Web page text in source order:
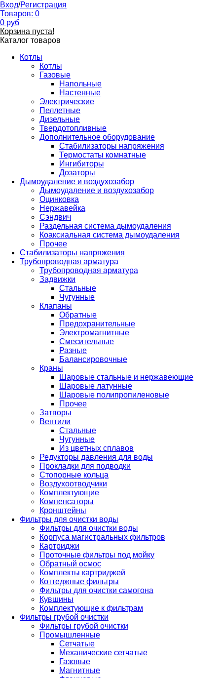
Вход/Регистрация
Товаров: 0
0 руб
Корзина пуста!
Каталог товаров
Котлы
Котлы
Газовые
Напольные
Настенные
Электрические
Пеллетные
Дизельные
Твердотопливные
Дополнительное оборудование
Стабилизаторы напряжения
Термостаты комнатные
Ингибиторы
Дозаторы
Дымоудаление и воздухозабор
Дымоудаление и воздухозабор
Оцинковка
Нержавейка
Сэндвич
Раздельная система дымоудаления
Коаксиальная система дымоудаления
Прочее
Стабилизаторы напряжения
Трубопроводная арматура
Трубопроводная арматура
Задвижки
Стальные
Чугунные
Клапаны
Обратные
Предохранительные
Электромагнитные
Смесительные
Разные
Балансировочные
Краны
Шаровые стальные и нержавеющие
Шаровые латунные
Шаровые полипропиленовые
Прочее
Затворы
Вентили
Стальные
Чугунные
Из цветных сплавов
Редукторы давления для воды
Прокладки для подводки
Стопорные кольца
Воздухоотводчики
Комплектующие
Компенсаторы
Кронштейны
Фильтры для очистки воды
Фильтры для очистки воды
Корпуса магистральных фильтров
Картриджи
Проточные фильтры под мойку
Обратный осмос
Комплекты картриджей
Коттеджные фильтры
Фильтры для очистки самогона
Кувшины
Комплектующие к фильтрам
Фильтры грубой очистки
Фильтры грубой очистки
Промышленные
Сетчатые
Механические сетчатые
Газовые
Магнитные